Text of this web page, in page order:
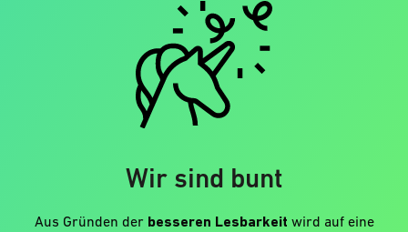
Wir sind bunt
Aus Gründen der besseren Lesbarkeit wird auf eine